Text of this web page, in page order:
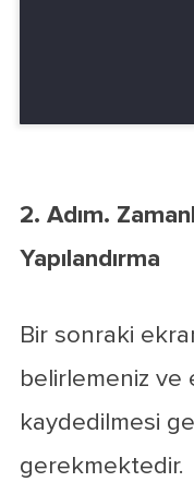
2. Adım.
Yapılandırma
Bir sonraki
belirlemeniz ve
kaydedilmesi
gerekmektedir.